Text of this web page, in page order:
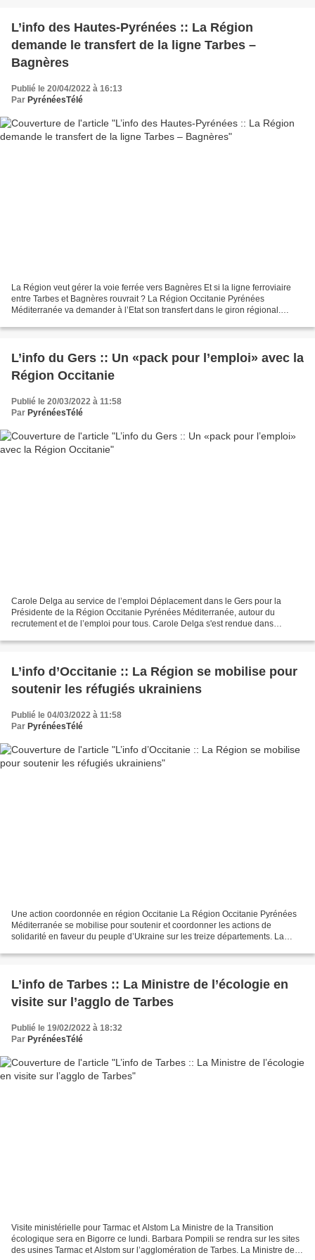
L’info des Hautes-Pyrénées :: La Région
demande le transfert de la ligne Tarbes –
Bagnères
Publié le 20/04/2022 à 16:13
Par PyrénéesTélé
La Région veut gérer la voie ferrée vers Bagnères Et si la ligne ferroviaire
entre Tarbes et Bagnères rouvrait ? La Région Occitanie Pyrénées
Méditerranée va demander à l’Etat son transfert dans le giron régional.
L’info du Gers :: Un «pack pour l’emploi» avec la
Région Occitanie
Publié le 20/03/2022 à 11:58
Par PyrénéesTélé
Carole Delga au service de l’emploi Déplacement dans le Gers pour la
Présidente de la Région Occitanie Pyrénées Méditerranée, autour du
recrutement et de l’emploi pour tous. Carole Delga s'est rendue dans
L’info d’Occitanie :: La Région se mobilise pour
soutenir les réfugiés ukrainiens
Publié le 04/03/2022 à 11:58
Par PyrénéesTélé
Une action coordonnée en région Occitanie La Région Occitanie Pyrénées
Méditerranée se mobilise pour soutenir et coordonner les actions de
solidarité en faveur du peuple d’Ukraine sur les treize départements. La
L’info de Tarbes :: La Ministre de l’écologie en
visite sur l’agglo de Tarbes
Publié le 19/02/2022 à 18:32
Par PyrénéesTélé
Visite ministérielle pour Tarmac et Alstom La Ministre de la Transition
écologique sera en Bigorre ce lundi. Barbara Pompili se rendra sur les sites
des usines Tarmac et Alstom sur l’agglomération de Tarbes. La Ministre de la